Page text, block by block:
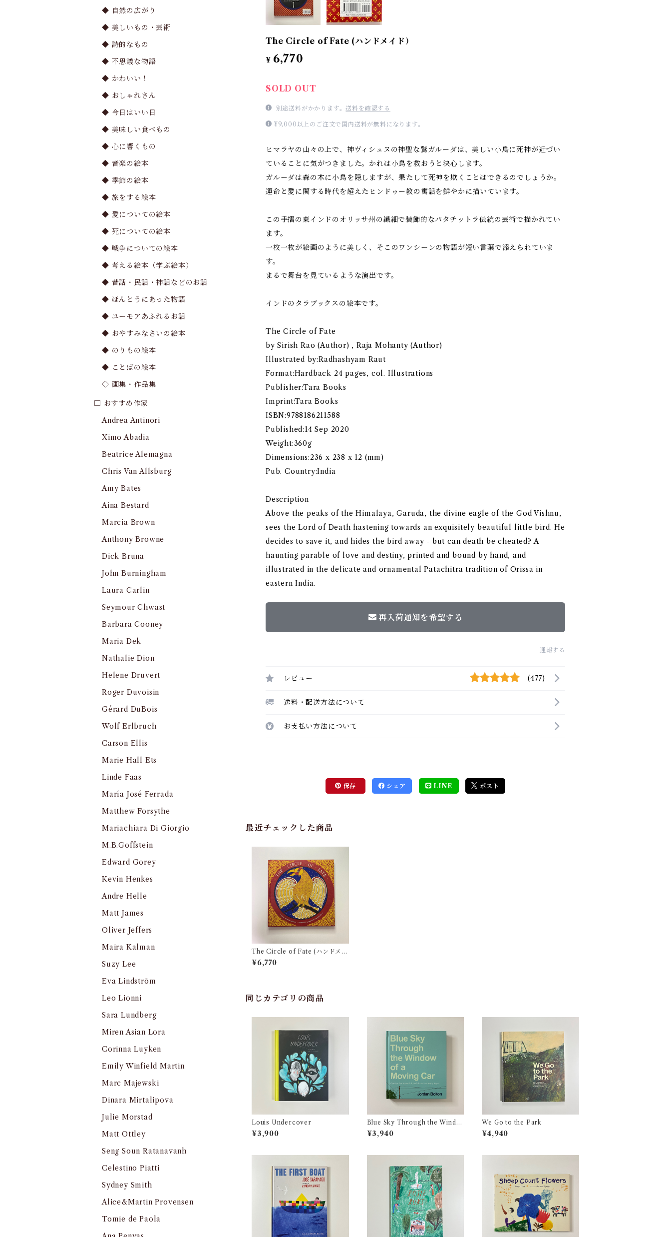
The Circle of Fate (ハンドメイド）
¥ 6,770
SOLD OUT
別途送料がかかります。送料を確認する
¥9,000以上のご注文で国内送料が無料になります。
ヒマラヤの山々の上で、神ヴィシュヌの神聖な鷲ガルーダは、美しい小鳥に死神が近づい
ていることに気がつきました。かれは小鳥を救おうと決心します。
ガルーダは森の木に小鳥を隠しますが、果たして死神を欺くことはできるのでしょうか。
運命と愛に関する時代を超えたヒンドゥー教の寓話を鮮やかに描いています。
この手摺の東インドのオリッサ州の繊細で装飾的なパタチットラ伝統の芸術で描かれてい
ます。
一枚一枚が絵画のように美しく、そこのワンシーンの物語が短い言葉で添えられていま
す。
まるで舞台を見ているような演出です。
インドのタラブックスの絵本です。
The Circle of Fate
by Sirish Rao (Author) , Raja Mohanty (Author)
Illustrated by:Radhashyam Raut
Format:Hardback 24 pages, col. Illustrations
Publisher:Tara Books
Imprint:Tara Books
ISBN:9788186211588
Published:14 Sep 2020
Weight:360g
Dimensions:236 x 238 x 12 (mm)
Pub. Country:India
Description
Above the peaks of the Himalaya, Garuda, the divine eagle of the God Vishnu,
sees the Lord of Death hastening towards an exquisitely beautiful little bird. He
decides to save it, and hides the bird away - but can death be cheated? A
haunting parable of love and destiny, printed and bound by hand, and
illustrated in the delicate and ornamental Patachitra tradition of Orissa in
eastern India.
再入荷通知を希望する
通報する
レビュー (477)
送料・配送方法について
お支払い方法について
保存 シェア LINE ポスト
最近チェックした商品
The Circle of Fate (ハンドメイ
ド）
¥6,770
同じカテゴリの商品
Louis Undercover
¥3,900
Blue Sky Through the Windo
w of a Moving Car
¥3,940
We Go to the Park
¥4,940
◆ 自然の広がり
◆ 美しいもの・芸術
◆ 詩的なもの
◆ 不思議な物語
◆ かわいい！
◆ おしゃれさん
◆ 今日はいい日
◆ 美味しい食べもの
◆ 心に響くもの
◆ 音楽の絵本
◆ 季節の絵本
◆ 旅をする絵本
◆ 愛についての絵本
◆ 死についての絵本
◆ 戦争についての絵本
◆ 考える絵本（学ぶ絵本）
◆ 昔話・民話・神話などのお話
◆ ほんとうにあった物語
◆ ユーモアあふれるお話
◆ おやすみなさいの絵本
◆ のりもの絵本
◆ ことばの絵本
◇ 画集・作品集
□ おすすめ作家
Andrea Antinori
Ximo Abadia
Beatrice Alemagna
Chris Van Allsburg
Amy Bates
Aina Bestard
Marcia Brown
Anthony Browne
Dick Bruna
John Burningham
Laura Carlin
Seymour Chwast
Barbara Cooney
Maria Dek
Nathalie Dion
Helene Druvert
Roger Duvoisin
Gérard DuBois
Wolf Erlbruch
Carson Ellis
Marie Hall Ets
Linde Faas
María José Ferrada
Matthew Forsythe
Mariachiara Di Giorgio
M.B.Goffstein
Edward Gorey
Kevin Henkes
Andre Helle
Matt James
Oliver Jeffers
Maira Kalman
Suzy Lee
Eva Lindström
Leo Lionni
Sara Lundberg
Miren Asian Lora
Corinna Luyken
Emily Winfield Martin
Marc Majewski
Dinara Mirtalipova
Julie Morstad
Matt Ottley
Seng Soun Ratanavanh
Celestino Piatti
Sydney Smith
Alice&Martin Provensen
Tomie de Paola